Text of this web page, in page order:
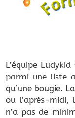
L’équipe
parmi une liste
qu’une bougie.
ou l’après-midi,
n’a pas de